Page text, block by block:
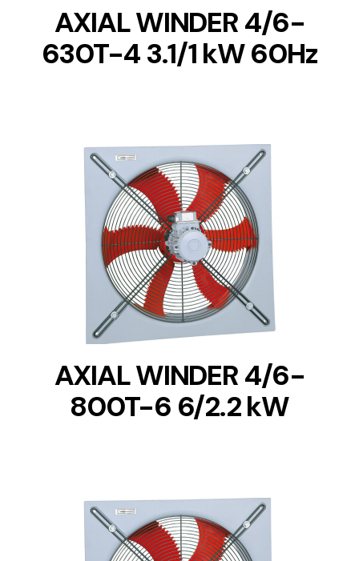
AXIAL WINDER 4/6-
630T-4 3.1/1 kW 60Hz
DETAILS
AXIAL WINDER 4/6-
800T-6 6/2.2 kW